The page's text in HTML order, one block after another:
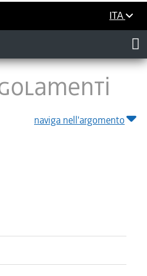
ITA
naviga nell'argomento